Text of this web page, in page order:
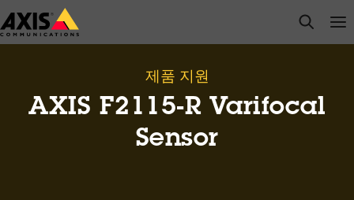
주
요
open
제품 지원
AXIS F2115-R Varifocal
Sensor